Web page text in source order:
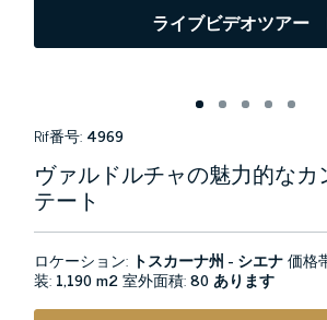
ライブビデオツアー
Rif番号: 4969
ヴァルドルチャの魅力的なカ
テート
ロケーション: トスカーナ州 - シエナ価格
装: 1,190 m2室外面積:80 あります